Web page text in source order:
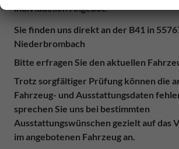
individuellen Angebot.
Sie finden uns direkt an der B41 in
Niederbrombach
Bitte erfragen Sie den aktuellen
Trotz sorgfältiger Prüfung können die
Fahrzeug- und Ausstattungsdaten
sprechen Sie uns bei bestimmten
Ausstattungswünschen gezielt aufdas
im angebotenen Fahrzeugan.